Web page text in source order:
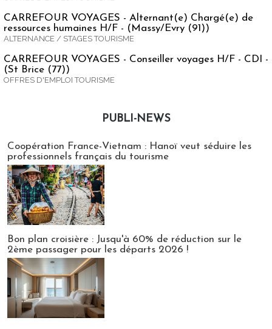
CARREFOUR VOYAGES - Alternant(e) Chargé(e) de
ressources humaines H/F - (Massy/Evry (91))
ALTERNANCE / STAGES TOURISME
CARREFOUR VOYAGES - Conseiller voyages H/F - CDI -
(St Brice (77))
OFFRES D'EMPLOI TOURISME
PUBLI-NEWS
Coopération France-Vietnam : Hanoï veut séduire les
professionnels français du tourisme
Bon plan croisière : Jusqu'à 60% de réduction sur le
2ème passager pour les départs 2026 !